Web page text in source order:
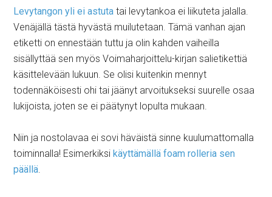
Levytangon yli ei astuta tai levytankoa ei liikuteta jalalla.
Venäjällä tästä hyvästä muilutetaan. Tämä vanhan ajan
etiketti on ennestään tuttu ja olin kahden vaiheilla
sisällyttää sen myös Voimaharjoittelu-kirjan salietikettiä
käsittelevään lukuun. Se olisi kuitenkin mennyt
todennäköisesti ohi tai jäänyt arvoitukseksi suurelle osaa
lukijoista, joten se ei päätynyt lopulta mukaan.
Niin ja nostolavaa ei sovi häväistä sinne kuulumattomalla
toiminnalla! Esimerkiksikäyttämällä foam rolleria sen
päällä.